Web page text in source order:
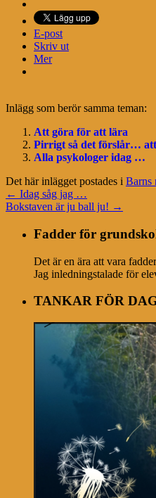
E-post
Skriv ut
Mer
Inlägg som berör samma teman:
Att göra för att lära
Pirrigt så det förslår…
Alla psykologer idag …
Det här inlägget postades i Barns
← Idag såg jag …
Bokstaven är ju ball ju! →
Fadder för
Det är en ära att vara
Jag inledningstalade för
TANKAR FÖR